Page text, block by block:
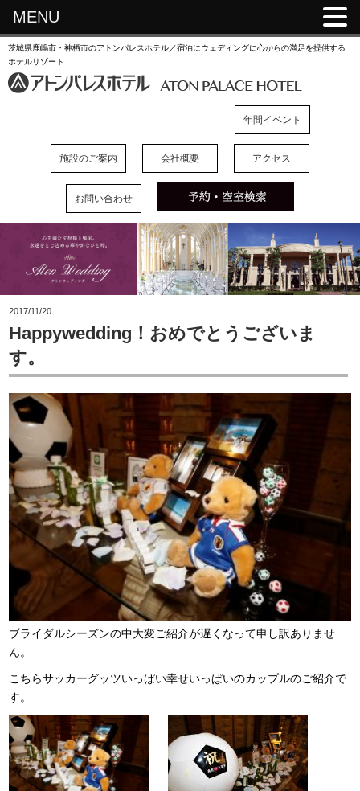
茨城県鹿嶋市・神栖市のアトンパレスホテル／宿泊にウェディングに心からの満足を提供する
ホテルリゾート
年間イベント
施設のご案内 会社概要 アクセス
お問い合わせ
2017/11/20
Happywedding！おめでとうございま
す。
ブライダルシーズンの中大変ご紹介が遅くなって申し訳ありませ
ん。
こちらサッカーグッツいっぱい幸せいっぱいのカップルのご紹介で
す。
MENU